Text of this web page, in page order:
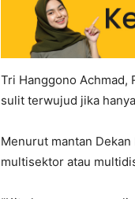
Tri Hanggono Achmad,
sulit terwujud jika
Menurut mantan
multisektor atau